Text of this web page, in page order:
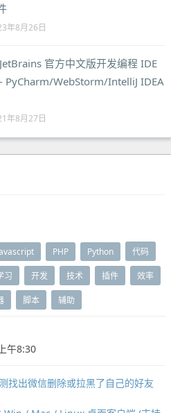
年8月26日
官方中文版开发编程 IDE
PyCharm/WebStorm/IntelliJ IDEA
年8月27日
PHP Python 代码
习 开发 技术 插件 效率
脚本 辅助
午8:30
找出微信删除或拉黑了自己的好友